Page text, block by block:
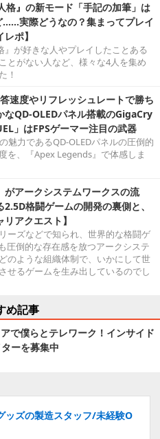
格』の新モード「手記の加筆」は
……実際どうなの？集まってプレイ
ポ】
』が好きな人やプレイしたことある
とがない人など、様々な4人を集め
！
速度やリフレッシュレートで勝ち
なQD-OLEDパネル搭載のGigaCry
」はFPSゲーマー注目の武器
の魅力であるQD-OLEDパネルの圧倒的
を、『Apex Legends』で体感しま
がアークシステムワークスの流
格闘ゲームの開発の裏側と、
アクエスト】
ーズなどで知られ、世界的な格闘ゲ
圧倒的な存在感を放つアークシステ
のような組織体制で、いかにして世
せるゲームを生み出しているのでし
め記事
アで僕らとテレワーク！インサイド
ーを募集中
ッズの製造スタッフ/未経験O